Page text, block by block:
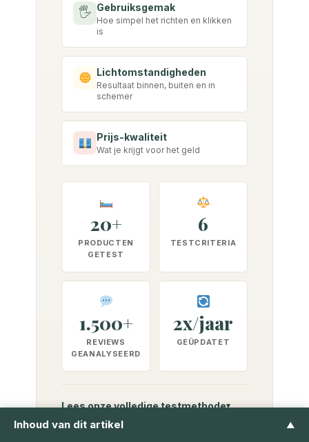
🖐️ Gebruiksgemak
Hoe simpel het richten en klikken
is
Lichtomstandigheden
Resultaat binnen, buiten en in
schemer
Prijs-kwaliteit
Wat je krijgt voor het geld
20+
PRODUCTEN
GETEST
6
TESTCRITERIA
1.500+
REVIEWS
GEANALYSEERD
2x/jaar
GEÜPDATET
Lees onze volledige testmethode
Inhoud van dit artikel ▲